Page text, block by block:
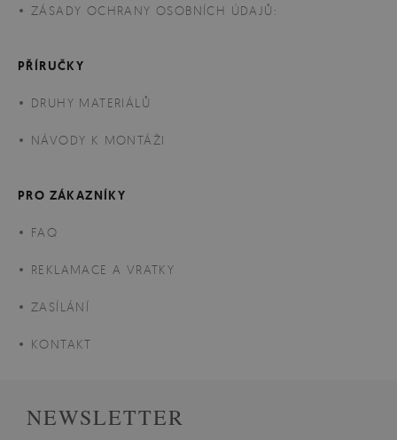
ZÁSADY OCHRANY OSOBNÍCH ÚDAJŮ:
PŘÍRUČKY
DRUHY MATERIÁLŮ
NÁVODY K MONTÁŽI
PRO ZÁKAZNÍKY
FAQ
REKLAMACE A VRATKY
ZASÍLÁNÍ
KONTAKT
NEWSLETTER